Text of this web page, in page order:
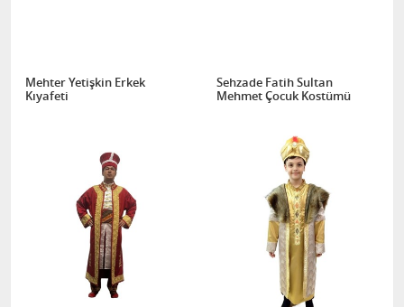
Mehter Yetişkin Erkek
Kıyafeti
Sehzade Fatih Sultan
Mehmet Çocuk Kostümü